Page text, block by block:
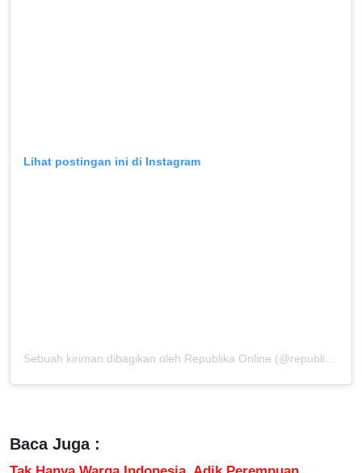
Lihat postingan ini di Instagram
Sebuah kiriman dibagikan oleh Republika Online (@republikaonline)
Baca Juga :